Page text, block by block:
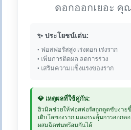
ดอกออกเยอะ คุ
✨ ประโยชน์เด่น:
• ฟอสฟอรัสสูง เร่งดอก เร่งราก
• เพิ่มการติดผล ลดการร่วง
• เสริมความแข็งแรงของราก
💎 เหตุผลที่ใช้คู่กัน:
ฮิวมิคช่วยให้ฟอสฟอรัสถูกดูดซับง่ายขึ้
เติบโตของราก และกระตุ้นการออกด
ผสมฉีดพ่นพร้อมกันได้